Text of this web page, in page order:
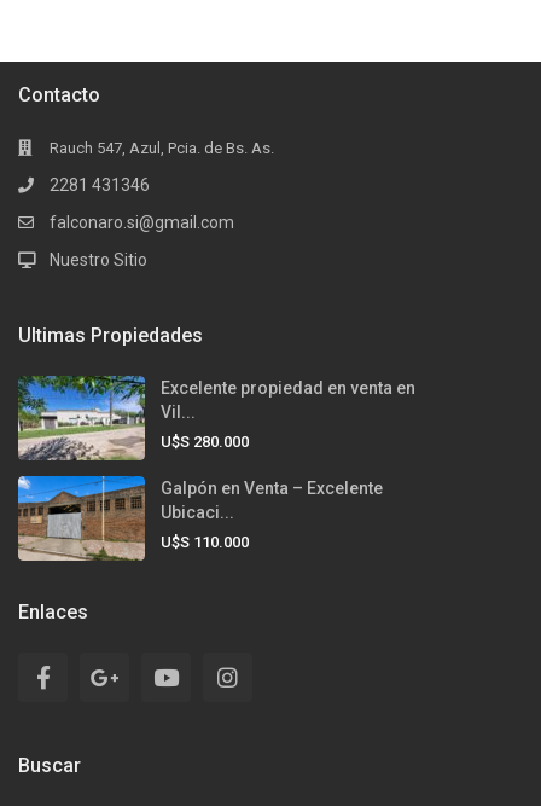
Contacto
Rauch 547, Azul, Pcia. de Bs. As.
2281 431346
falconaro.si@gmail.com
Nuestro Sitio
Ultimas Propiedades
Excelente propiedad en venta en
Vil...
U$S 280.000
Galpón en Venta – Excelente
Ubicaci...
U$S 110.000
Enlaces
Buscar